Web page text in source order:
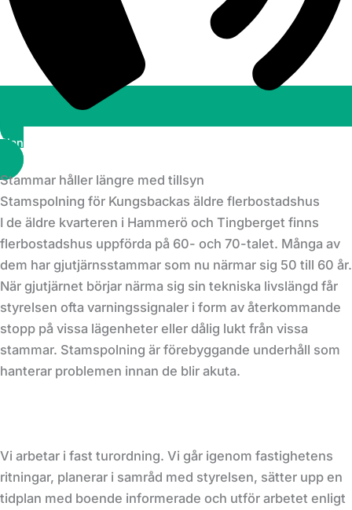
Planera ett besök
Stammar håller längre med tillsyn
Stamspolning för Kungsbackas äldre flerbostadshus
I de äldre kvarteren i Hammerö och Tingberget finns
flerbostadshus uppförda på 60- och 70-talet. Många av
dem har gjutjärnsstammar som nu närmar sig 50 till 60 år.
När gjutjärnet börjar närma sig sin tekniska livslängd får
styrelsen ofta varningssignaler i form av återkommande
stopp på vissa lägenheter eller dålig lukt från vissa
stammar. Stamspolning är förebyggande underhåll som
hanterar problemen innan de blir akuta.
Vi arbetar i fast turordning. Vi går igenom fastighetens
ritningar, planerar i samråd med styrelsen, sätter upp en
tidplan med boende informerade och utför arbetet enligt